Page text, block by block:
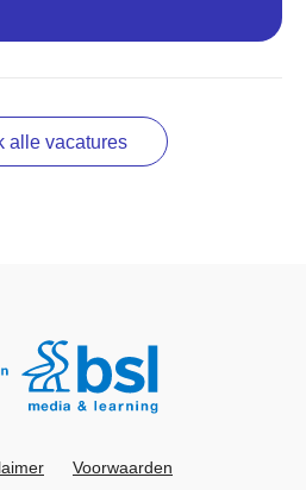
alle vacatures
Voorwaarden